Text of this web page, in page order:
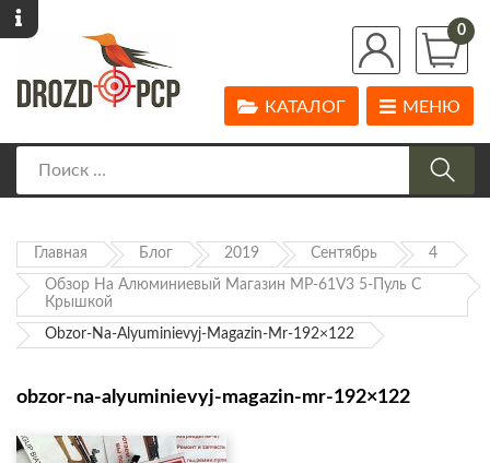
0
МЕНЮ
КАТАЛОГ
Главная Блог 2019 Сентябрь 4
Обзор На Алюминиевый Магазин МР-61V3 5-Пуль С
Крышкой
Obzor-Na-Alyuminievyj-Magazin-Mr-192×122
obzor-na-alyuminievyj-magazin-mr-192×122